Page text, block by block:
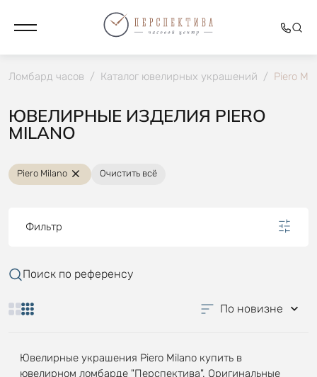
Ломбард часов / Каталог ювелирных украшений / Piero
ЮВЕЛИРНЫЕ ИЗДЕЛИЯ PIERO
MILANO
Piero Milano Очистить всё
Фильтр
Поиск по референсу
По новизне
Ювелирные украшения Piero Milano купить в
ювелирном ломбарде "Перспектива". Оригинальные